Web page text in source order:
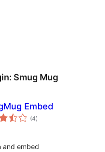
Smug Mug
Embed
(4total
de
)
and embed